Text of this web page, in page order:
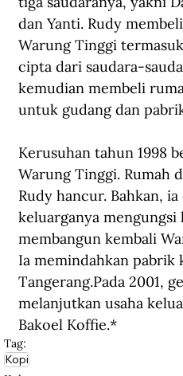
dan Yanti. Rudy
Warung Tinggi
cipta dari saudara-
kemudian membeli
untuk gudang dan
Kerusuhan tahun 1998
Warung Tinggi. Rumah
Rudy hancur. Bahkan, ia
keluarganya mengungsi
membangun kembali
Ia memindahkan pabrik
Tangerang.Pada 2001,
melanjutkan usaha
Bakoel Koffie.*
Tag:
Kopi